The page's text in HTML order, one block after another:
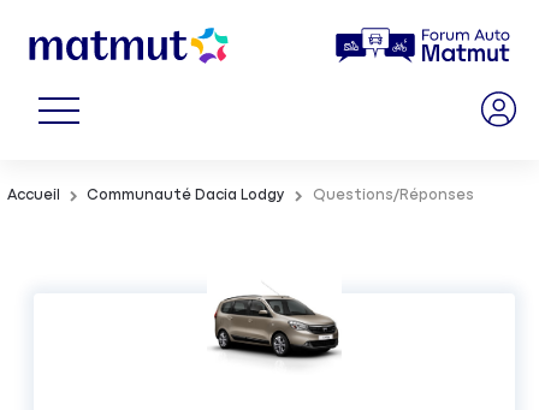
Accueil Communauté Dacia Lodgy Questions/Réponses